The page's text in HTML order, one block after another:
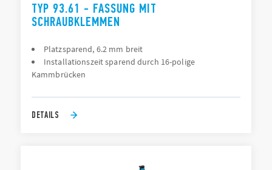
TYP 93.61 - FASSUNG MIT
SCHRAUBKLEMMEN
Platzsparend, 6.2 mm breit
Installationszeit sparend durch 16-polige
Kammbrücken
DETAILS